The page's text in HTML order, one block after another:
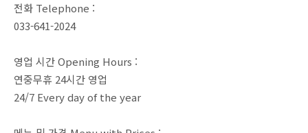
전화 Telephone :
033-641-2024
영업 시간 Opening Hours :
연중무휴 24시간 영업
24/7 Every day of the year